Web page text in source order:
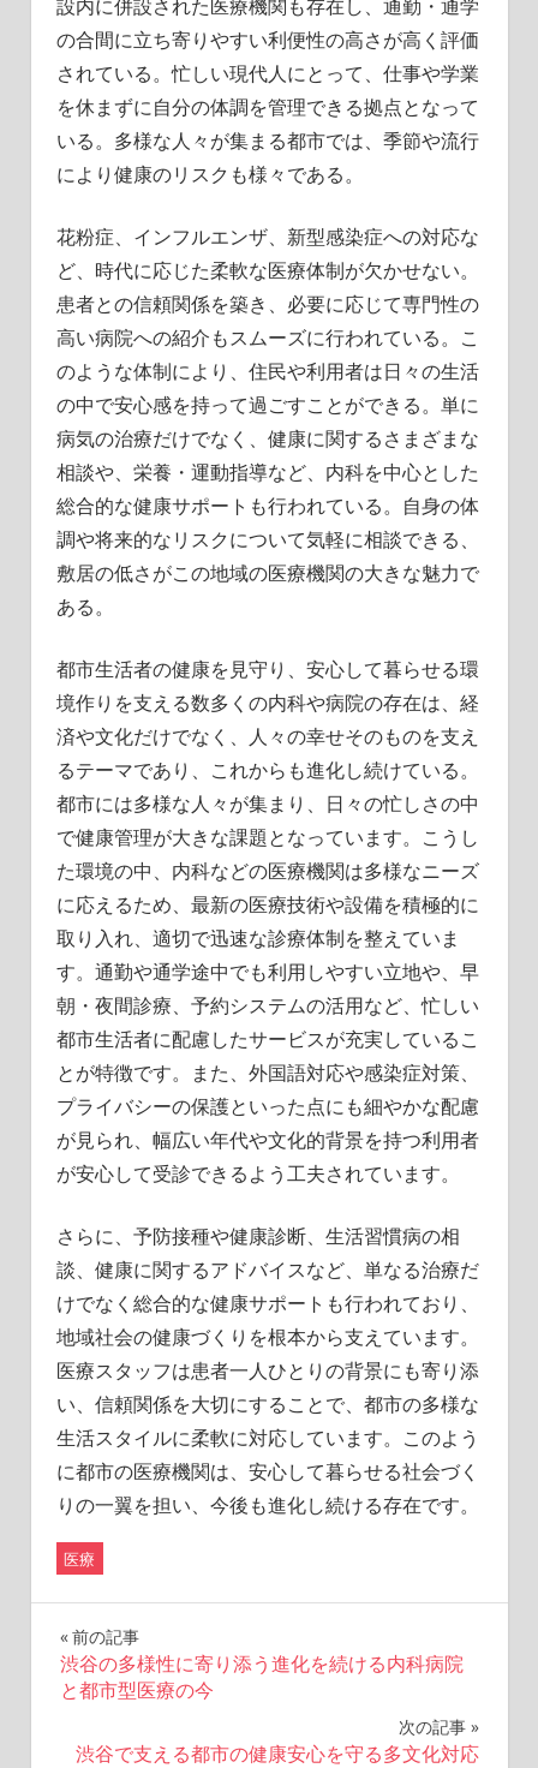
設内に併設された医療機関も存在し、通勤・通学
の合間に立ち寄りやすい利便性の高さが高く評価
されている。忙しい現代人にとって、仕事や学業
を休まずに自分の体調を管理できる拠点となって
いる。多様な人々が集まる都市では、季節や流行
により健康のリスクも様々である。
花粉症、インフルエンザ、新型感染症への対応な
ど、時代に応じた柔軟な医療体制が欠かせない。
患者との信頼関係を築き、必要に応じて専門性の
高い病院への紹介もスムーズに行われている。こ
のような体制により、住民や利用者は日々の生活
の中で安心感を持って過ごすことができる。単に
病気の治療だけでなく、健康に関するさまざまな
相談や、栄養・運動指導など、内科を中心とした
総合的な健康サポートも行われている。自身の体
調や将来的なリスクについて気軽に相談できる、
敷居の低さがこの地域の医療機関の大きな魅力で
ある。
都市生活者の健康を見守り、安心して暮らせる環
境作りを支える数多くの内科や病院の存在は、経
済や文化だけでなく、人々の幸せそのものを支え
るテーマであり、これからも進化し続けている。
都市には多様な人々が集まり、日々の忙しさの中
で健康管理が大きな課題となっています。こうし
た環境の中、内科などの医療機関は多様なニーズ
に応えるため、最新の医療技術や設備を積極的に
取り入れ、適切で迅速な診療体制を整えていま
す。通勤や通学途中でも利用しやすい立地や、早
朝・夜間診療、予約システムの活用など、忙しい
都市生活者に配慮したサービスが充実しているこ
とが特徴です。また、外国語対応や感染症対策、
プライバシーの保護といった点にも細やかな配慮
が見られ、幅広い年代や文化的背景を持つ利用者
が安心して受診できるよう工夫されています。
さらに、予防接種や健康診断、生活習慣病の相
談、健康に関するアドバイスなど、単なる治療だ
けでなく総合的な健康サポートも行われており、
地域社会の健康づくりを根本から支えています。
医療スタッフは患者一人ひとりの背景にも寄り添
い、信頼関係を大切にすることで、都市の多様な
生活スタイルに柔軟に対応しています。このよう
に都市の医療機関は、安心して暮らせる社会づく
りの一翼を担い、今後も進化し続ける存在です。
医療
投
稿
ナ
前の記事
渋谷の多様性に寄り添う進化を続ける内科病院
と都市型医療の今
次の記事
渋谷で支える都市の健康安心を守る多文化対応